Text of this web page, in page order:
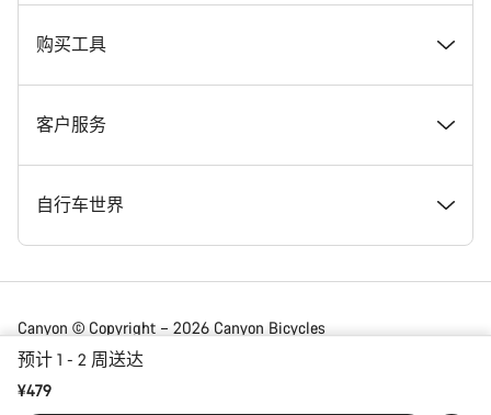
预计 1 - 2 周送达
¥479
在 Canyon 工作
Canyon 新闻发布室
条款和条件
法律披露
数据保护声明
新闻和故事
提示和建议
Canyon Home Koblenz
会员礼遇
Canyon App
购买工具
找到您梦寐以求的 Canyon 自行车
现货自行车
找到您的 Canyon 尺寸
自行车对比
客户服务
支持中心
服务网点
送货
自行车世界
公路车
砾石车
Canyon © Copyright – 2026 Canyon Bicycles
GmbH – 保留所有权利